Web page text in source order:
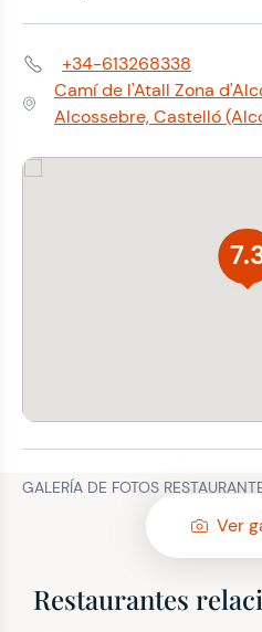
Teléfono:+34-613268338
Dirección:
Camí de l'Atall Zona
Alcossebre, Castelló
GALERÍA DE FOTOS
Ver
Restaurantes